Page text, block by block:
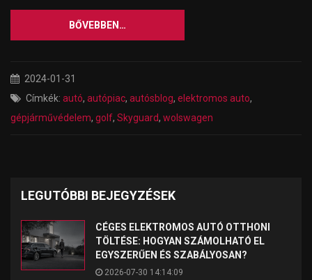
BŐVEBBEN…
2024-01-31
Címkék: autó, autópiac, autósblog, elektromos auto,
gépjárművédelem, golf, Skyguard, wolswagen
LEGUTÓBBI BEJEGYZÉSEK
CÉGES ELEKTROMOS AUTÓ OTTHONI
TÖLTÉSE: HOGYAN SZÁMOLHATÓ EL
EGYSZERŰEN ÉS SZABÁLYOSAN?
2026-07-30 14:14:09